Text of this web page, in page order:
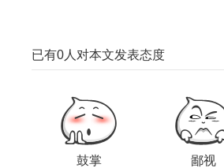
已有0 人对本文发表态度
鼓掌 鄙视